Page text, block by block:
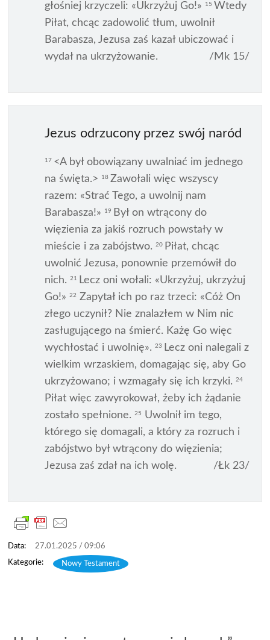
głośniej krzyczeli: «Ukrzyżuj Go!»
15Wtedy
Piłat, chcąc zadowolić tłum, uwolnił
Barabasza, Jezusa zaś kazał ubiczować i
wydał na ukrzyżowanie.
/Mk 15/
Jezus odrzucony przez swój naród
17 <A był obowiązany uwalniać im jednego
na święta.>
18 Zawołali więc wszyscy
razem: «Strać Tego, a uwolnij nam
Barabasza!»
19
Był on wtrącony do
więzienia za jakiś rozruch powstały w
mieście i za zabójstwo.20 Piłat, chcąc
uwolnić Jezusa, ponownie przemówił do
nich.21
Lecz oni wołali: «Ukrzyżuj, ukrzyżuj
Go!»22 Zapytał ich po raz trzeci: «Cóż On
złego uczynił? Nie znalazłem w Nim nic
zasługującego na śmierć. Każę Go więc
wychłostać i uwolnię».23
Lecz oni nalegali z
wielkim wrzaskiem, domagając się, aby Go
ukrzyżowano; i wzmagały się ich krzyki.24
Piłat więc zawyrokował, żeby ich żądanie
zostało spełnione.25
Uwolnił im tego,
którego się domagali, a który za rozruch i
zabójstwo był wtrącony do więzienia;
Jezusa zaś zdał na ich wolę.
/Łk 23/
27.01.2025 / 09:06
Nowy Testament